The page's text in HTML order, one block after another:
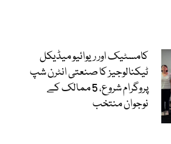
کامسٹیک اور ریوائیو میڈیکل
ٹیکنالوجیز کا صنعتی انٹرن شپ
پروگرام شروع، 5 ممالک کے
نوجوان منتخب